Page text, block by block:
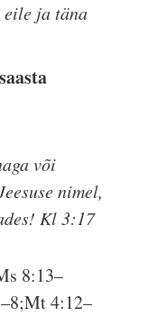
eile ja täna
või
nimel,
Kl 3:17
8:13–
4:12–